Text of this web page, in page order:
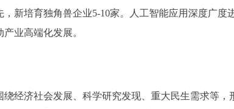
新培育独角兽企业5-10家。人工智能应用深度广度
业高端化发展。
济社会发展、科学研究发现、重大民生需求等，